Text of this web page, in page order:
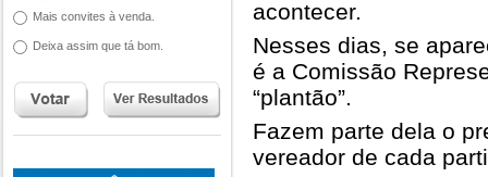
Mais convites à venda.
Deixa assim que tá bom.
acontecer.
Nesses dias, se
é a Comissão
“plantão”.
Fazem parte dela o
vereador de cada